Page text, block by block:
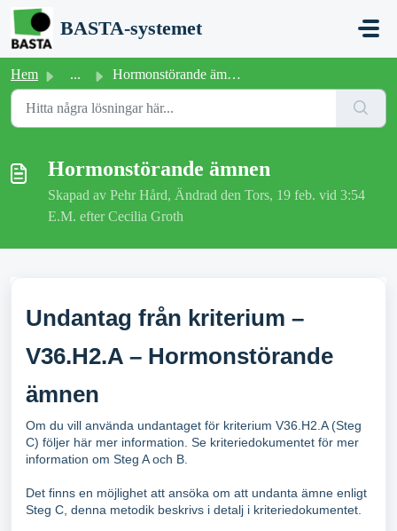
Hoppa över till huvudinnehåll
BASTA-systemet
Hem ... Hormonstörande ämnen
Hormonstörande ämnen
Skapad av Pehr Hård, Ändrad den Tors, 19 feb. vid 3:54
E.M. efter Cecilia Groth
Undantag från kriterium –
V36.H2.A – Hormonstörande
ämnen
Om du vill använda undantaget för kriterium V36.H2.A (Steg
C) följer här mer information. Se kriteriedokumentet för mer
information om Steg A och B.
Det finns en möjlighet att ansöka om att undanta ämne enligt
Steg C, denna metodik beskrivs i detalj i kriteriedokumentet.